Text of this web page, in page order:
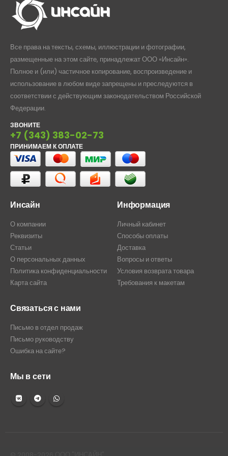
Все права на тексты, схемы, иллюстрации и фотографии,
размещенные на этом сайте, принадлежат ООО «Инсайн».
Полное и (или) частичное копирование, воспроизведение и
использование в любом виде запрещены и преследуются в
соответствии с действующим законодательством Российской
Федерации.
ЗВОНИТЕ
+7 (343) 383-02-73
ПРИНИМАЕМ К ОПЛАТЕ
Инсайн
О компании
Реквизиты
Статьи
О персональных данных
Политика конфиденциальности
Карта сайта
Информация
Личный кабинет
Способы оплаты
Доставка
Вопросы и ответы
Условия возврата товара
Требования к макетам
Связаться с нами
Письмо в отдел продаж
Письмо руководству
Ошибка на сайте?
Мы в сети